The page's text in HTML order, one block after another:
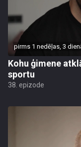
pirms 1 nedēļas, 3
Kohu ģimene
sportu
38. epizode